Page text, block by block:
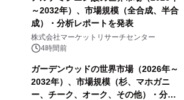
～2032年）、市場規模（全合成、半合
成）・分析レポートを発表
株式会社マーケットリサーチセンター
4時間前
ガーデンウッドの世界市場（2026年～
2032年）、市場規模（杉、マホガニ
ー、チーク、オーク、その他）・分析